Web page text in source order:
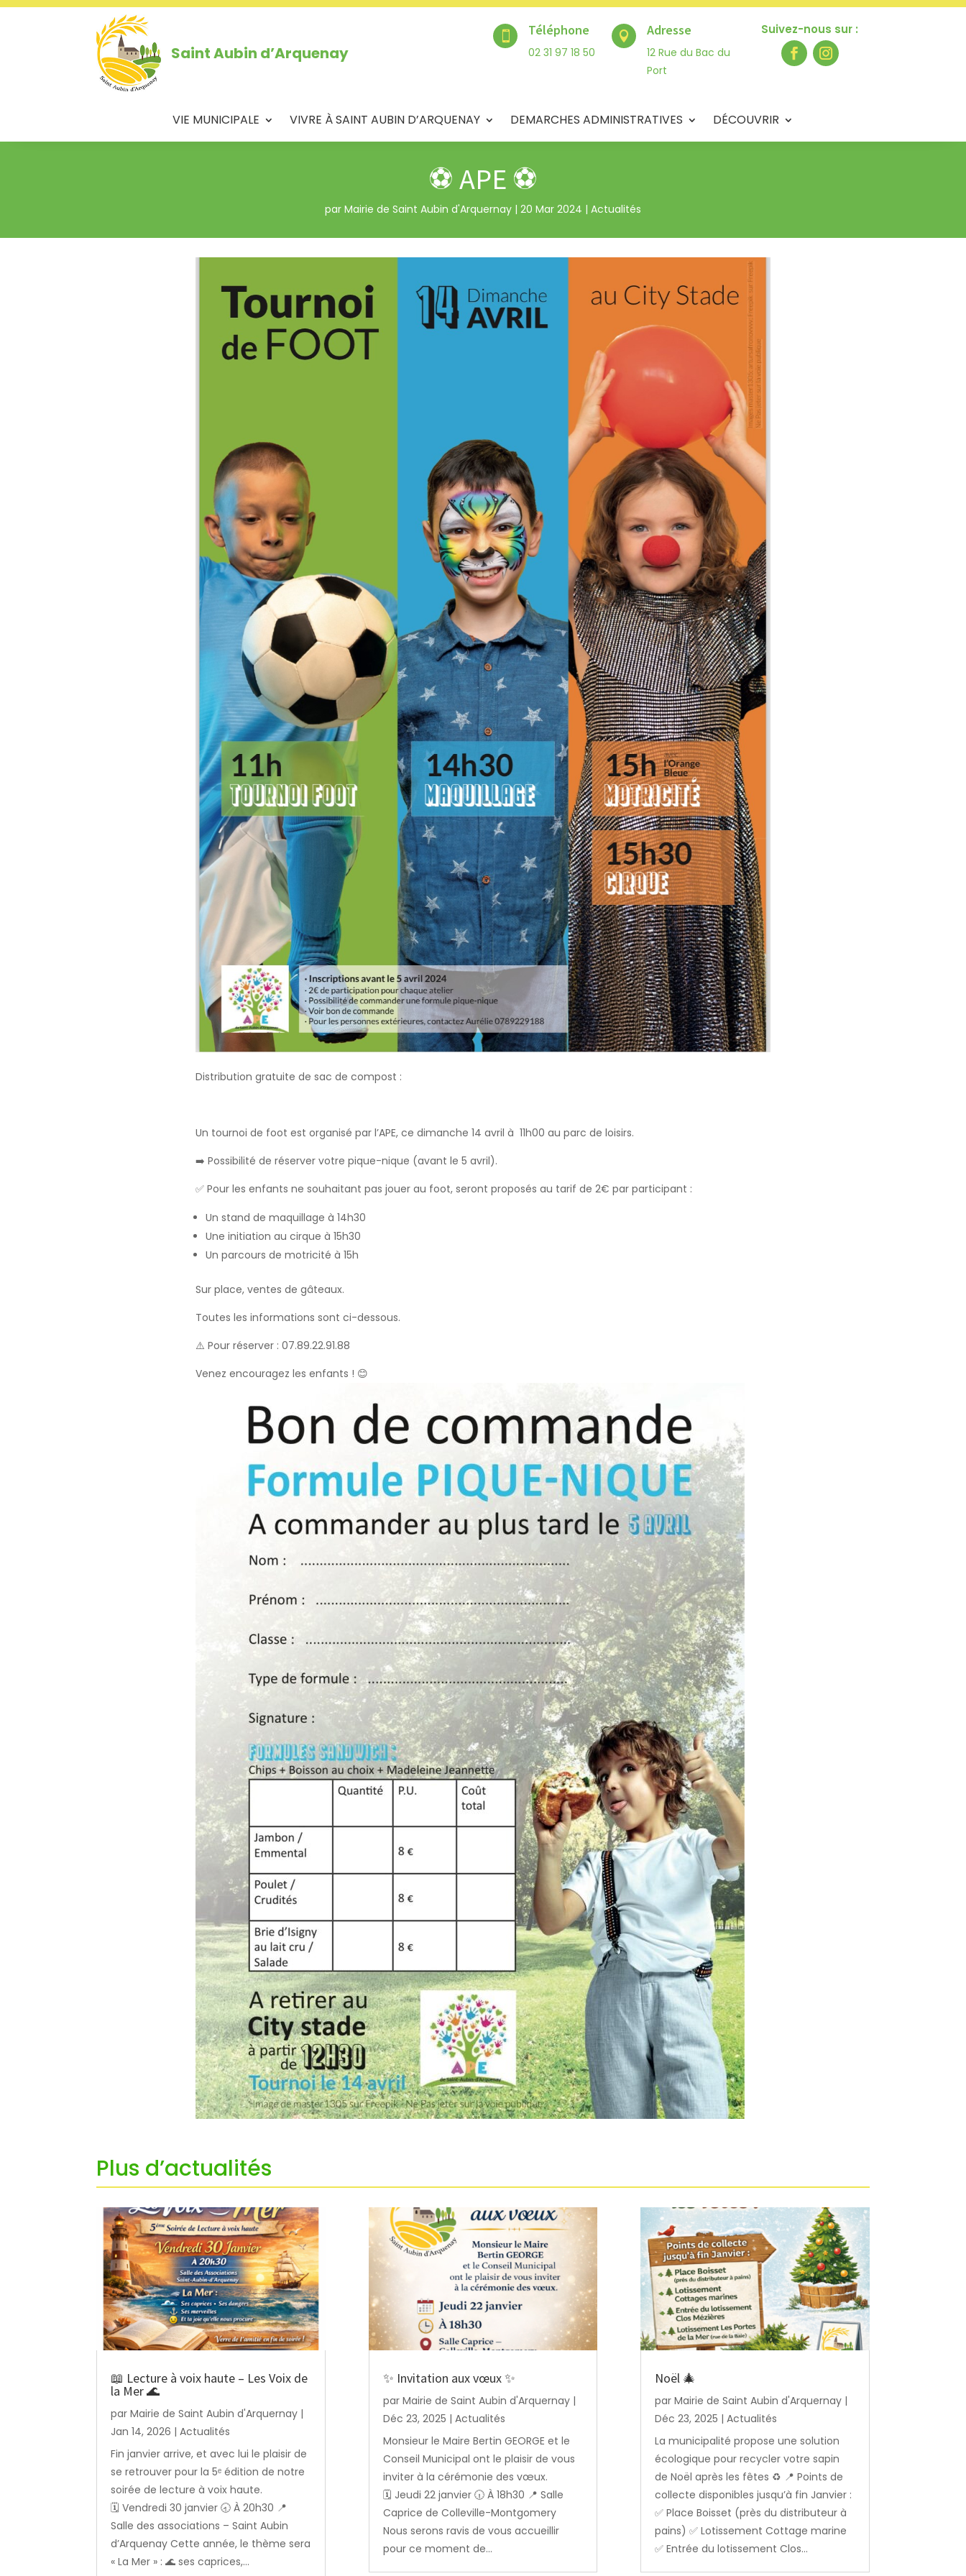
Saint Aubin d’Arquenay
Téléphone
02 31 97 18 50
 Adresse
12 Rue du Bac du
Port
Suivez-nous sur :
VIE MUNICIPALE VIVRE À SAINT AUBIN D’ARQUENAY DEMARCHES ADMINISTRATIVES DÉCOUVRIR
⚽️ APE ⚽️
par Mairie de Saint Aubin d'Arquernay | 20 Mar 2024 | Actualités
Distribution gratuite de sac de compost :
Un tournoi de foot est organisé par l’APE, ce dimanche 14 avril à 11h00 au parc de loisirs.
➡️ Possibilité de réserver votre pique-nique (avant le 5 avril).
✅ Pour les enfants ne souhaitant pas jouer au foot, seront proposés au tarif de 2€ par participant :
Un stand de maquillage à 14h30
Une initiation au cirque à 15h30
Un parcours de motricité à 15h
Sur place, ventes de gâteaux.
Toutes les informations sont ci-dessous.
⚠️ Pour réserver : 07.89.22.91.88
Venez encouragez les enfants ! 😊
Plus d’actualités
📖 Lecture à voix haute – Les Voix de
la Mer 🌊
parMairie de Saint Aubin d'Arquernay |
Jan 14, 2026 |Actualités
Fin janvier arrive, et avec lui le plaisir de
se retrouver pour la 5ᵉ édition de notre
soirée de lecture à voix haute.
🗓️ Vendredi 30 janvier 🕣 À 20h30 📍
Salle des associations – Saint Aubin
d’Arquenay Cette année, le thème sera
« La Mer » : 🌊 ses caprices,...
✨ Invitation aux vœux ✨
par Mairie de Saint Aubin d'Arquernay|
Déc 23, 2025 | Actualités
Monsieur le Maire Bertin GEORGE et le
Conseil Municipal ont le plaisir de vous
inviter à la cérémonie des vœux.
🗓️ Jeudi 22 janvier 🕡 À 18h30 📍 Salle
Caprice de Colleville-Montgomery
Nous serons ravis de vous accueillir
pour ce moment de...
Noël 🎄
par Mairie de Saint Aubin d'Arquernay|
Déc 23, 2025 | Actualités
La municipalité propose une solution
écologique pour recycler votre sapin
de Noël après les fêtes ♻️ 📍 Points de
collecte disponibles jusqu’à fin Janvier :
✅ Place Boisset (près du distributeur à
pains) ✅ Lotissement Cottage marine
✅ Entrée du lotissement Clos...